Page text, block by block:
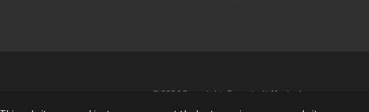
© 2024 Copyright: Bergstadt Marienberg